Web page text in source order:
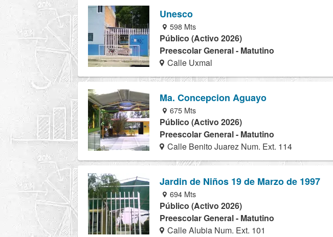
Unesco
598 Mts
Público (Activo 2026)
Preescolar General - Matutino
Calle Uxmal
Ma. Concepcion Aguayo
675 Mts
Público (Activo 2026)
Preescolar General - Matutino
Calle Benito Juarez Num. Ext. 114
Jardin de Niños 19 de Marzo de 1997
694 Mts
Público (Activo 2026)
Preescolar General - Matutino
Calle Alubia Num. Ext. 101